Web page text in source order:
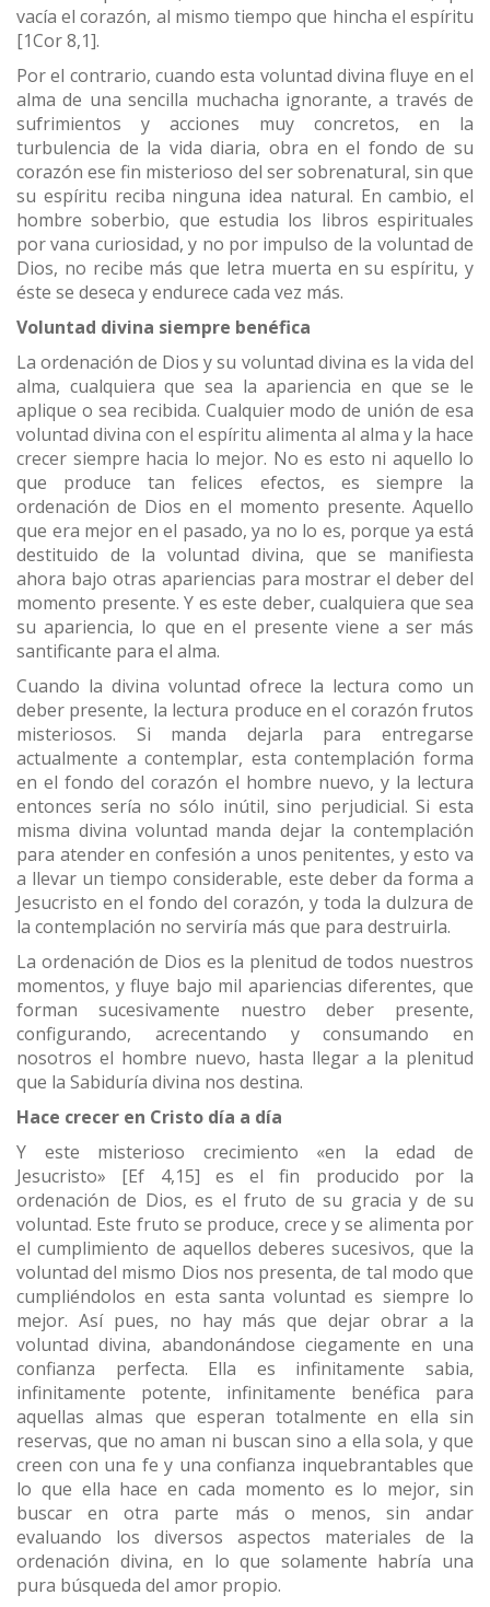
vacía el corazón, al mismo tiempo que hincha el espíritu
[1Cor 8,1].
Por el contrario, cuando esta voluntad divina fluye en el
alma de una sencilla muchacha ignorante, a través de
sufrimientos y acciones muy concretos, en la
turbulencia de la vida diaria, obra en el fondo de su
corazón ese fin misterioso del ser sobrenatural, sin que
su espíritu reciba ninguna idea natural. En cambio, el
hombre soberbio, que estudia los libros espirituales
por vana curiosidad, y no por impulso de la voluntad de
Dios, no recibe más que letra muerta en su espíritu, y
éste se deseca y endurece cada vez más.
Voluntad divina siempre benéfica
La ordenación de Dios y su voluntad divina es la vida del
alma, cualquiera que sea la apariencia en que se le
aplique o sea recibida. Cualquier modo de unión de esa
voluntad divina con el espíritu alimenta al alma y la hace
crecer siempre hacia lo mejor. No es esto ni aquello lo
que produce tan felices efectos, es siempre la
ordenación de Dios en el momento presente. Aquello
que era mejor en el pasado, ya no lo es, porque ya está
destituido de la voluntad divina, que se manifiesta
ahora bajo otras apariencias para mostrar el deber del
momento presente. Y es este deber, cualquiera que sea
su apariencia, lo que en el presente viene a ser más
santificante para el alma.
Cuando la divina voluntad ofrece la lectura como un
deber presente, la lectura produce en el corazón frutos
misteriosos. Si manda dejarla para entregarse
actualmente a contemplar, esta contemplación forma
en el fondo del corazón el hombre nuevo, y la lectura
entonces sería no sólo inútil, sino perjudicial. Si esta
misma divina voluntad manda dejar la contemplación
para atender en confesión a unos penitentes, y esto va
a llevar un tiempo considerable, este deber da forma a
Jesucristo en el fondo del corazón, y toda la dulzura de
la contemplación no serviría más que para destruirla.
La ordenación de Dios es la plenitud de todos nuestros
momentos, y fluye bajo mil apariencias diferentes, que
forman sucesivamente nuestro deber presente,
configurando, acrecentando y consumando en
nosotros el hombre nuevo, hasta llegar a la plenitud
que la Sabiduría divina nos destina.
Hace crecer en Cristo día a día
Y este misterioso crecimiento «en la edad de
Jesucristo» [Ef 4,15] es el fin producido por la
ordenación de Dios, es el fruto de su gracia y de su
voluntad. Este fruto se produce, crece y se alimenta por
el cumplimiento de aquellos deberes sucesivos, que la
voluntad del mismo Dios nos presenta, de tal modo que
cumpliéndolos en esta santa voluntad es siempre lo
mejor. Así pues, no hay más que dejar obrar a la
voluntad divina, abandonándose ciegamente en una
confianza perfecta. Ella es infinitamente sabia,
infinitamente potente, infinitamente benéfica para
aquellas almas que esperan totalmente en ella sin
reservas, que no aman ni buscan sino a ella sola, y que
creen con una fe y una confianza inquebrantables que
lo que ella hace en cada momento es lo mejor, sin
buscar en otra parte más o menos, sin andar
evaluando los diversos aspectos materiales de la
ordenación divina, en lo que solamente habría una
pura búsqueda del amor propio.